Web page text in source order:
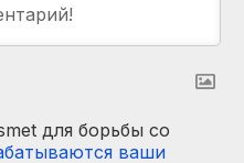
для борьбы со
ваши